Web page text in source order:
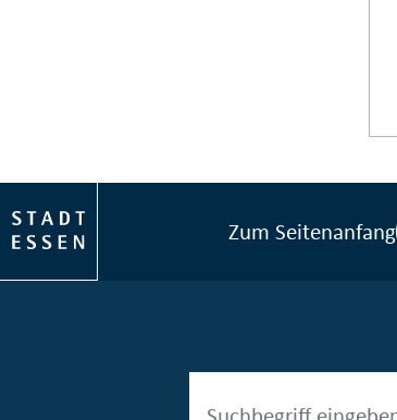
Zum Seitenanfang